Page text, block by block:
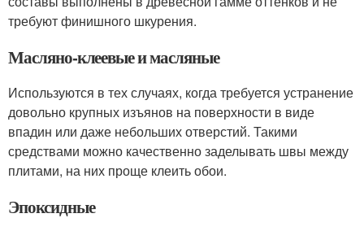
требуют финишного шкурения.
Масляно-клеевые и масляные
Используются в тех случаях, когда требуется устранение
довольно крупных изъянов на поверхности в виде
впадин или даже небольших отверстий. Такими
средствами можно качественно заделывать швы между
плитами, на них проще клеить обои.
Эпоксидные